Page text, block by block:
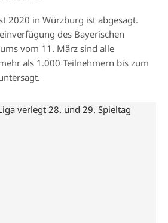
2020 in Würzburg ist abgesagt.
des Bayerischen
vom 11. März sind alle
als 1.000 Teilnehmern bis zum